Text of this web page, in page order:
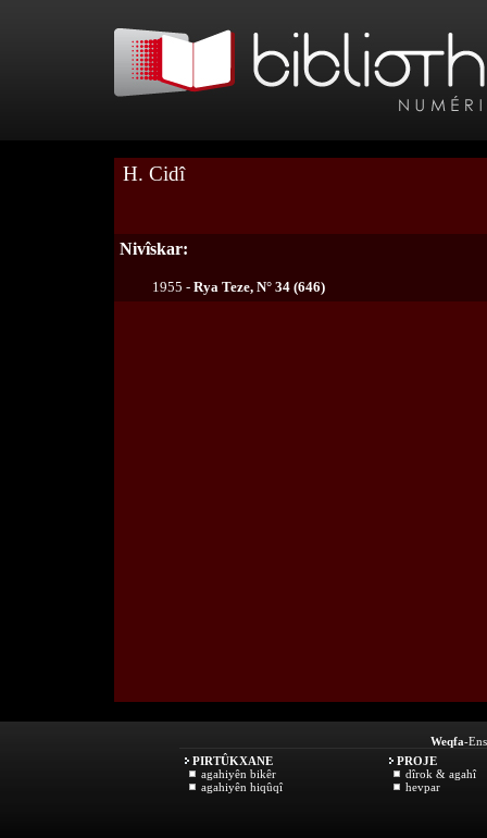
H. Cidî
Nivîskar:
1955 - Rya Teze, N° 34 (646)
Weqfa-
PIRTÛKXANE
agahiyên bikêr
agahiyên hiqûqî
PROJE
dîrok & agahî
hevpar